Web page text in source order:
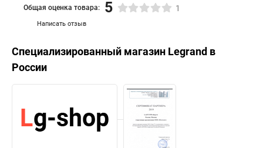
Написать отзыв
Общая оценка товара: 5 1
Специализированный магазин Legrand в
России